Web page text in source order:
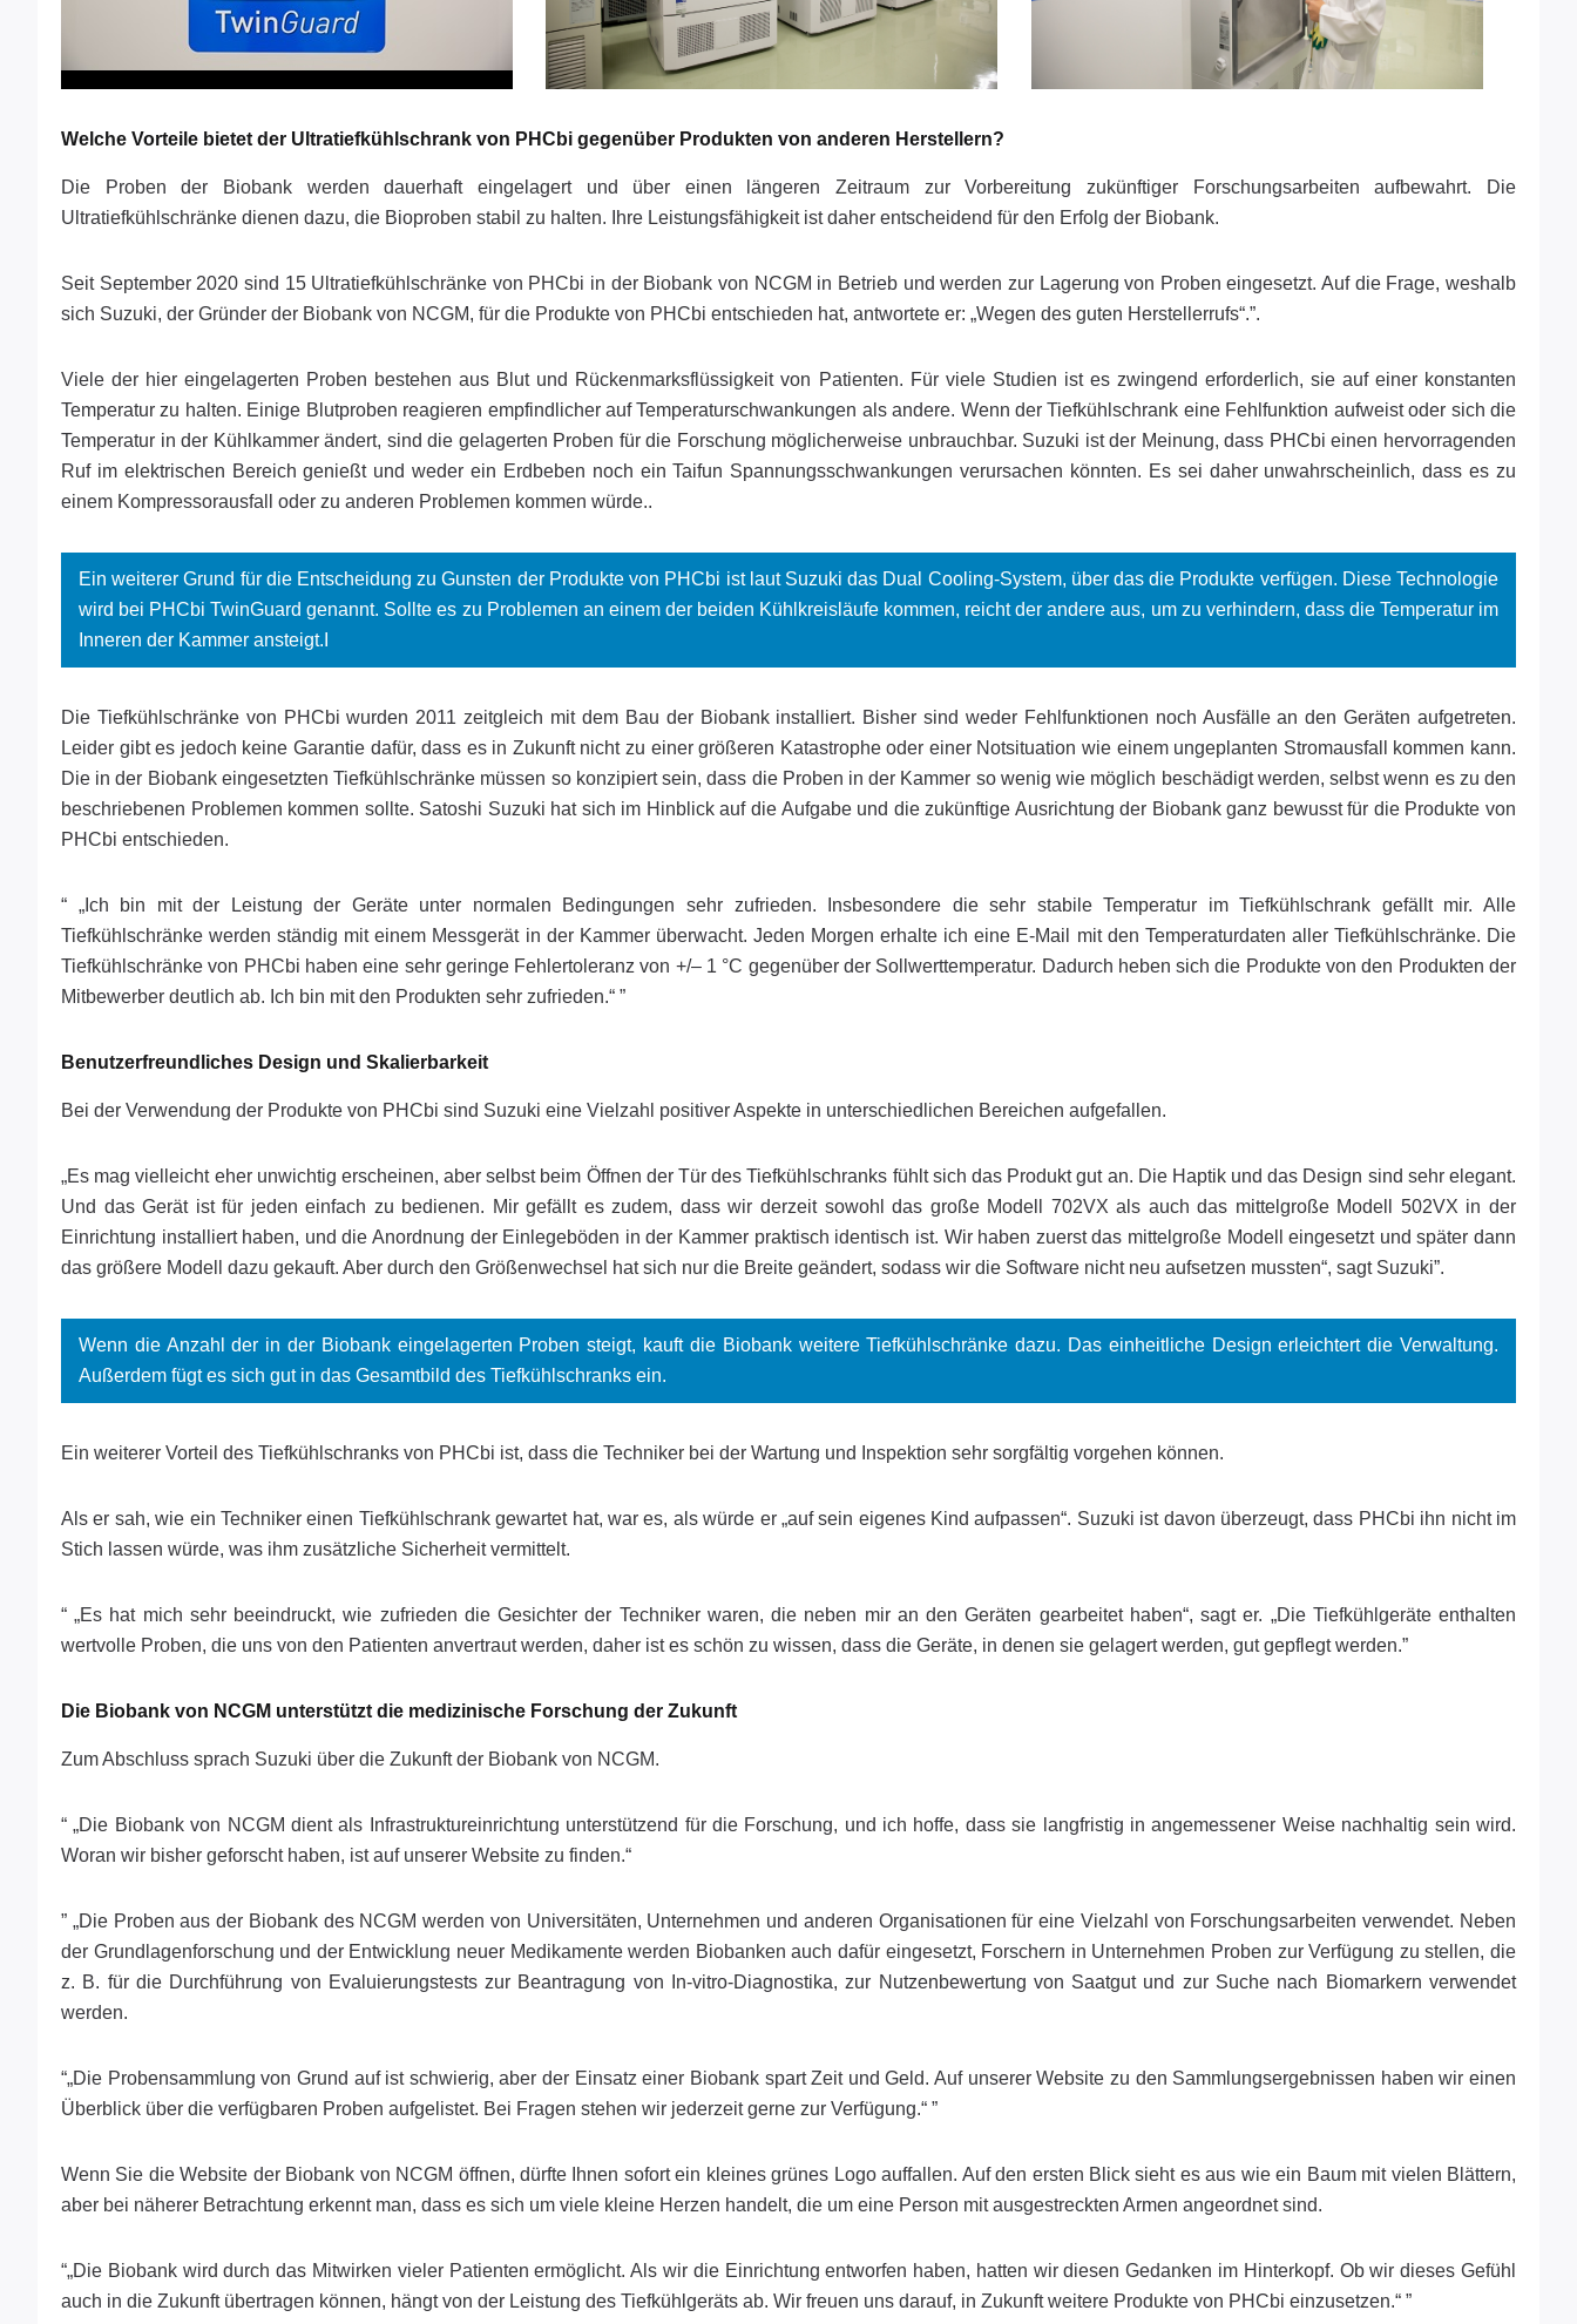
Welche Vorteile bietet der Ultratiefkühlschrank von PHCbi gegenüber Produkten von anderen Herstellern?
Die Proben der Biobank werden dauerhaft eingelagert und über einen längeren Zeitraum zur Vorbereitung zukünftiger Forschungsarbeiten aufbewahrt. Die
Ultratiefkühlschränke dienen dazu, die Bioproben stabil zu halten. Ihre Leistungsfähigkeit ist daher entscheidend für den Erfolg der Biobank.
Seit September 2020 sind 15 Ultratiefkühlschränke von PHCbi in der Biobank von NCGM in Betrieb und werden zur Lagerung von Proben eingesetzt. Auf die Frage, weshalb
sich Suzuki, der Gründer der Biobank von NCGM, für die Produkte von PHCbi entschieden hat, antwortete er: „Wegen des guten Herstellerrufs“.”.
Viele der hier eingelagerten Proben bestehen aus Blut und Rückenmarksflüssigkeit von Patienten. Für viele Studien ist es zwingend erforderlich, sie auf einer konstanten
Temperatur zu halten. Einige Blutproben reagieren empfindlicher auf Temperaturschwankungen als andere. Wenn der Tiefkühlschrank eine Fehlfunktion aufweist oder sich die
Temperatur in der Kühlkammer ändert, sind die gelagerten Proben für die Forschung möglicherweise unbrauchbar. Suzuki ist der Meinung, dass PHCbi einen hervorragenden
Ruf im elektrischen Bereich genießt und weder ein Erdbeben noch ein Taifun Spannungsschwankungen verursachen könnten. Es sei daher unwahrscheinlich, dass es zu
einem Kompressorausfall oder zu anderen Problemen kommen würde..
Ein weiterer Grund für die Entscheidung zu Gunsten der Produkte von PHCbi ist laut Suzuki das Dual Cooling-System, über das die Produkte verfügen. Diese Technologie
wird bei PHCbi TwinGuard genannt. Sollte es zu Problemen an einem der beiden Kühlkreisläufe kommen, reicht der andere aus, um zu verhindern, dass die Temperatur im
Inneren der Kammer ansteigt.I
Die Tiefkühlschränke von PHCbi wurden 2011 zeitgleich mit dem Bau der Biobank installiert. Bisher sind weder Fehlfunktionen noch Ausfälle an den Geräten aufgetreten.
Leider gibt es jedoch keine Garantie dafür, dass es in Zukunft nicht zu einer größeren Katastrophe oder einer Notsituation wie einem ungeplanten Stromausfall kommen kann.
Die in der Biobank eingesetzten Tiefkühlschränke müssen so konzipiert sein, dass die Proben in der Kammer so wenig wie möglich beschädigt werden, selbst wenn es zu den
beschriebenen Problemen kommen sollte. Satoshi Suzuki hat sich im Hinblick auf die Aufgabe und die zukünftige Ausrichtung der Biobank ganz bewusst für die Produkte von
PHCbi entschieden.
“ „Ich bin mit der Leistung der Geräte unter normalen Bedingungen sehr zufrieden. Insbesondere die sehr stabile Temperatur im Tiefkühlschrank gefällt mir. Alle
Tiefkühlschränke werden ständig mit einem Messgerät in der Kammer überwacht. Jeden Morgen erhalte ich eine E-Mail mit den Temperaturdaten aller Tiefkühlschränke. Die
Tiefkühlschränke von PHCbi haben eine sehr geringe Fehlertoleranz von +/– 1 °C gegenüber der Sollwerttemperatur. Dadurch heben sich die Produkte von den Produkten der
Mitbewerber deutlich ab. Ich bin mit den Produkten sehr zufrieden.“ ”
Benutzerfreundliches Design und Skalierbarkeit
Bei der Verwendung der Produkte von PHCbi sind Suzuki eine Vielzahl positiver Aspekte in unterschiedlichen Bereichen aufgefallen.
„Es mag vielleicht eher unwichtig erscheinen, aber selbst beim Öffnen der Tür des Tiefkühlschranks fühlt sich das Produkt gut an. Die Haptik und das Design sind sehr elegant.
Und das Gerät ist für jeden einfach zu bedienen. Mir gefällt es zudem, dass wir derzeit sowohl das große Modell 702VX als auch das mittelgroße Modell 502VX in der
Einrichtung installiert haben, und die Anordnung der Einlegeböden in der Kammer praktisch identisch ist. Wir haben zuerst das mittelgroße Modell eingesetzt und später dann
das größere Modell dazu gekauft. Aber durch den Größenwechsel hat sich nur die Breite geändert, sodass wir die Software nicht neu aufsetzen mussten“, sagt Suzuki”.
Wenn die Anzahl der in der Biobank eingelagerten Proben steigt, kauft die Biobank weitere Tiefkühlschränke dazu. Das einheitliche Design erleichtert die Verwaltung.
Außerdem fügt es sich gut in das Gesamtbild des Tiefkühlschranks ein.
Ein weiterer Vorteil des Tiefkühlschranks von PHCbi ist, dass die Techniker bei der Wartung und Inspektion sehr sorgfältig vorgehen können.
Als er sah, wie ein Techniker einen Tiefkühlschrank gewartet hat, war es, als würde er „auf sein eigenes Kind aufpassen“. Suzuki ist davon überzeugt, dass PHCbi ihn nicht im
Stich lassen würde, was ihm zusätzliche Sicherheit vermittelt.
“ „Es hat mich sehr beeindruckt, wie zufrieden die Gesichter der Techniker waren, die neben mir an den Geräten gearbeitet haben“, sagt er. „Die Tiefkühlgeräte enthalten
wertvolle Proben, die uns von den Patienten anvertraut werden, daher ist es schön zu wissen, dass die Geräte, in denen sie gelagert werden, gut gepflegt werden.”
Die Biobank von NCGM unterstützt die medizinische Forschung der Zukunft
Zum Abschluss sprach Suzuki über die Zukunft der Biobank von NCGM.
“ „Die Biobank von NCGM dient als Infrastruktureinrichtung unterstützend für die Forschung, und ich hoffe, dass sie langfristig in angemessener Weise nachhaltig sein wird.
Woran wir bisher geforscht haben, ist auf unserer Website zu finden.“
” „Die Proben aus der Biobank des NCGM werden von Universitäten, Unternehmen und anderen Organisationen für eine Vielzahl von Forschungsarbeiten verwendet. Neben
der Grundlagenforschung und der Entwicklung neuer Medikamente werden Biobanken auch dafür eingesetzt, Forschern in Unternehmen Proben zur Verfügung zu stellen, die
z. B. für die Durchführung von Evaluierungstests zur Beantragung von In-vitro-Diagnostika, zur Nutzenbewertung von Saatgut und zur Suche nach Biomarkern verwendet
werden.
“„Die Probensammlung von Grund auf ist schwierig, aber der Einsatz einer Biobank spart Zeit und Geld. Auf unserer Website zu den Sammlungsergebnissen haben wir einen
Überblick über die verfügbaren Proben aufgelistet. Bei Fragen stehen wir jederzeit gerne zur Verfügung.“ ”
Wenn Sie die Website der Biobank von NCGM öffnen, dürfte Ihnen sofort ein kleines grünes Logo auffallen. Auf den ersten Blick sieht es aus wie ein Baum mit vielen Blättern,
aber bei näherer Betrachtung erkennt man, dass es sich um viele kleine Herzen handelt, die um eine Person mit ausgestreckten Armen angeordnet sind.
“„Die Biobank wird durch das Mitwirken vieler Patienten ermöglicht. Als wir die Einrichtung entworfen haben, hatten wir diesen Gedanken im Hinterkopf. Ob wir dieses Gefühl
auch in die Zukunft übertragen können, hängt von der Leistung des Tiefkühlgeräts ab. Wir freuen uns darauf, in Zukunft weitere Produkte von PHCbi einzusetzen.“ ”